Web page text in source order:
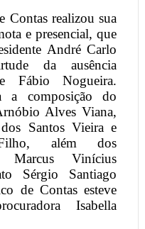
Contas realizou sua
e presencial, que
André Carlo
da ausência
Fábio Nogueira.
a composição do
Alves Viana,
Santos Vieira e
além dos
Marcus Vinícius
Sérgio Santiago
de Contas esteve
Isabella